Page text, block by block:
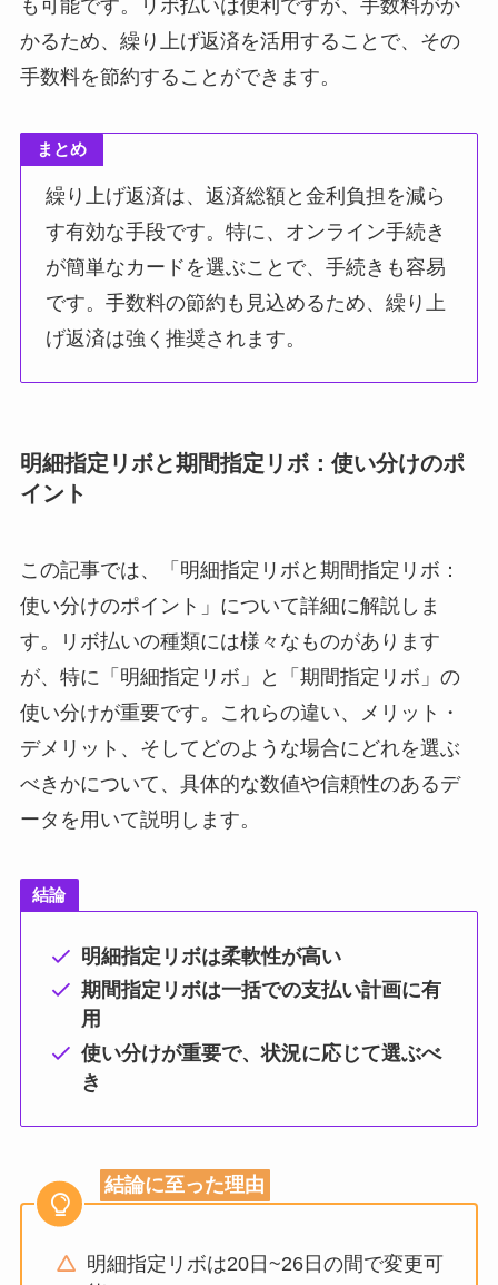
も可能です。リボ払いは便利ですが、手数料がか
かるため、繰り上げ返済を活用することで、その
手数料を節約することができます。
まとめ
繰り上げ返済は、返済総額と金利負担を減ら
す有効な手段です。特に、オンライン手続き
が簡単なカードを選ぶことで、手続きも容易
です。手数料の節約も見込めるため、繰り上
げ返済は強く推奨されます。
明細指定リボと期間指定リボ：使い分けのポ
イント
この記事では、「明細指定リボと期間指定リボ：
使い分けのポイント」について詳細に解説しま
す。リボ払いの種類には様々なものがあります
が、特に「明細指定リボ」と「期間指定リボ」の
使い分けが重要です。これらの違い、メリット・
デメリット、そしてどのような場合にどれを選ぶ
べきかについて、具体的な数値や信頼性のあるデ
ータを用いて説明します。
結論
明細指定リボは柔軟性が高い
期間指定リボは一括での支払い計画に有
用
使い分けが重要で、状況に応じて選ぶべ
き
結論に至った理由
明細指定リボは20日~26日の間で変更可